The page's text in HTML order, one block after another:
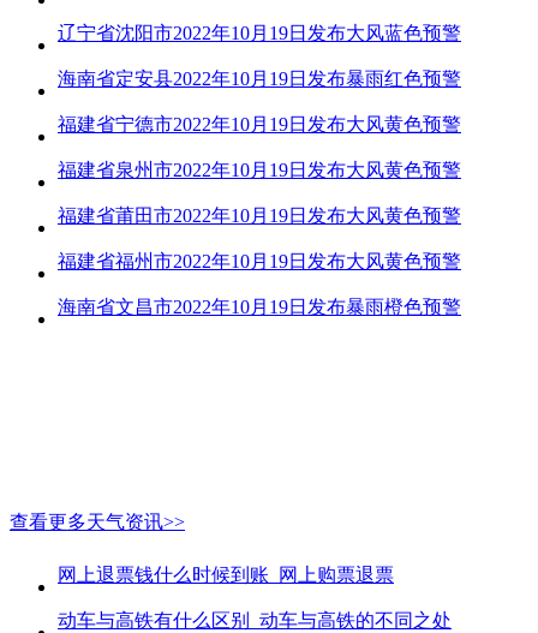
辽宁省沈阳市2022年10月19日发布大风蓝色预警
海南省定安县2022年10月19日发布暴雨红色预警
福建省宁德市2022年10月19日发布大风黄色预警
福建省泉州市2022年10月19日发布大风黄色预警
福建省莆田市2022年10月19日发布大风黄色预警
福建省福州市2022年10月19日发布大风黄色预警
海南省文昌市2022年10月19日发布暴雨橙色预警
查看更多天气资讯>>
网上退票钱什么时候到账_网上购票退票
动车与高铁有什么区别_动车与高铁的不同之处